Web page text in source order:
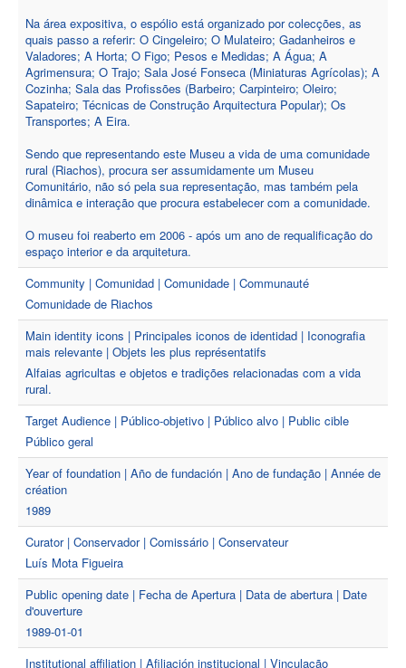
Na área expositiva, o espólio está organizado por colecções, as
quais passo a referir: O Cingeleiro; O Mulateiro; Gadanheiros e
Valadores; A Horta; O Figo; Pesos e Medidas; A Água; A
Agrimensura; O Trajo; Sala José Fonseca (Miniaturas Agrícolas); A
Cozinha; Sala das Profissões (Barbeiro; Carpinteiro; Oleiro;
Sapateiro; Técnicas de Construção Arquitectura Popular); Os
Transportes; A Eira.
Sendo que representando este Museu a vida de uma comunidade
rural (Riachos), procura ser assumidamente um Museu
Comunitário, não só pela sua representação, mas também pela
dinâmica e interação que procura estabelecer com a comunidade.
O museu foi reaberto em 2006 - após um ano de requalificação do
espaço interior e da arquitetura.
Community | Comunidad | Comunidade | Communauté
Comunidade de Riachos
Main identity icons | Principales iconos de identidad | Iconografia
mais relevante | Objets les plus représentatifs
Alfaias agricultas e objetos e tradições relacionadas com a vida
rural.
Target Audience | Público-objetivo | Público alvo | Public cible
Público geral
Year of foundation | Año de fundación | Ano de fundação | Année de
création
1989
Curator | Conservador | Comissário | Conservateur
Luís Mota Figueira
Public opening date | Fecha de Apertura | Data de abertura | Date
d'ouverture
1989-01-01
Institutional affiliation | Afiliación institucional | Vinculação